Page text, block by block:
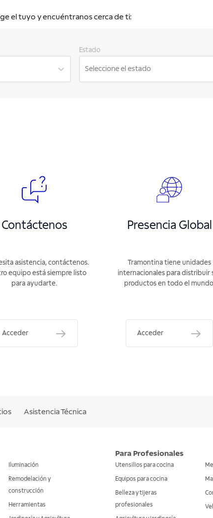
el tuyo y encuéntranos cerca de ti:
Estado
Seleccione el estado
Contáctenos
asistencia, contáctenos.
equipo está siempre listo
para ayudarte.
Acceder
Presencia Global
Tramontina tiene unidades
internacionales para distribuir
productos en todo el
Acceder
Asistencia Técnica
Iluminación
Remodelación y
construcción
Herramientas
Para Profesionales
Utensilios para cocina
Equipos para cocina
Belleza y tijeras
profesionales